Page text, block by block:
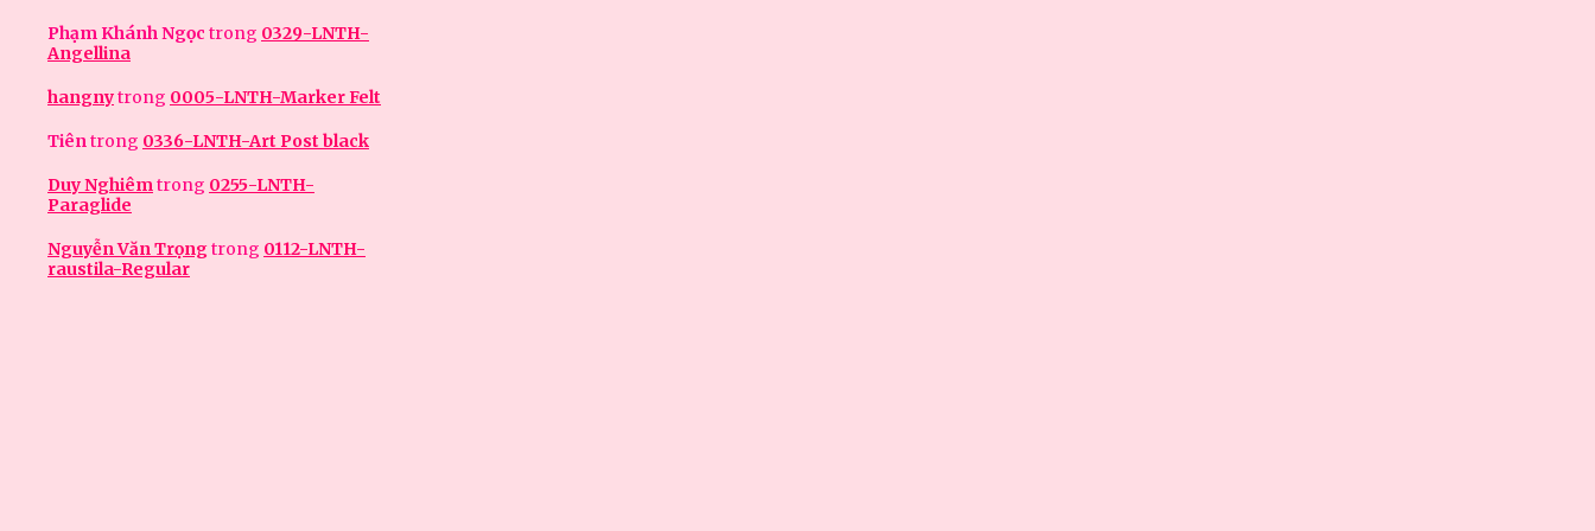
Phạm Khánh Ngọc trong 0329-LNTH-
Angellina
hangnytrong 0005-LNTH-Marker Felt
Tiêntrong 0336-LNTH-Art Post black
Duy Nghiêmtrong 0255-LNTH-
Paraglide
Nguyễn Văn Trọngtrong 0112-LNTH-
raustila-Regular